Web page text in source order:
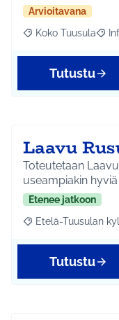
Arvioitavana
Rajaa tulokset
Koko Tuusula
Tutustu
Laavu
Toteutetaan
useampiakin
Etenee jatkoon
Rajaa tulokset
Etelä-Tuusulan
Tutustu